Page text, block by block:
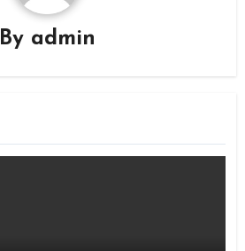
By admin